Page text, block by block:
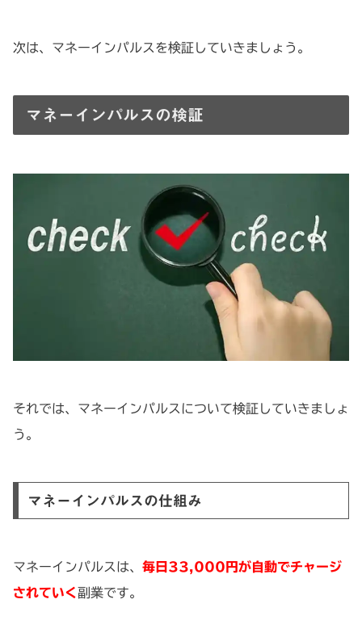
次は、マネーインパルスを検証していきましょう。
マネーインパルスの検証
それでは、マネーインパルスについて検証していきましょ
う。
マネーインパルスの仕組み
マネーインパルスは、 毎日33,000円が自動でチャージ
されていく 副業です。